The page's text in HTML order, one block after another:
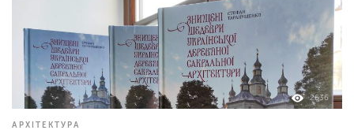
2636
АРХІТЕКТУРА